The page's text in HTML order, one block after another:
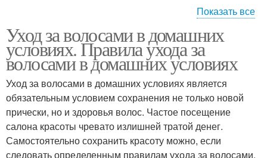
Комплексный уход Советы по уходу
Рекомендации по уходу Процедуры по ухода
Показать все
Уход за волосами в домашних
условиях. Правила ухода за
волосами в домашних условиях
Уход за волосами в домашних условиях является
обязательным условием сохранения не только новой
прически, но и здоровья волос. Частое посещение
салона красоты чревато излишней тратой денег.
Самостоятельно сохранить красоту можно, если
следовать определенным правилам ухода за волосами.